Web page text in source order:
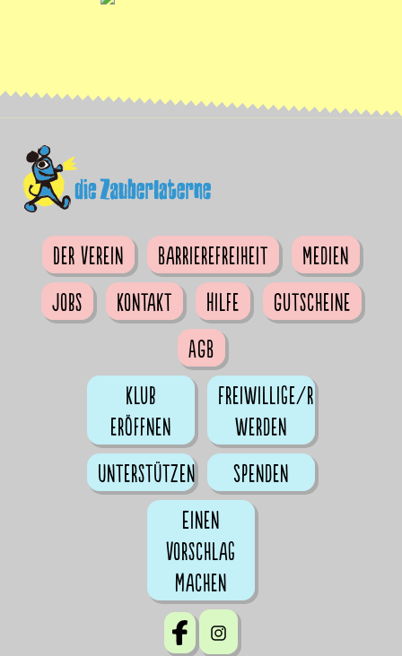
Der Verein Barrierefreiheit
Medien
Jobs
Kontakt Hilfe
Gutscheine
AGB
Klub
eröffnen
Freiwillige/r
werden
Unterstützen
Spenden
Einen
Vorschlag
machen